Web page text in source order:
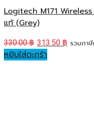
Logitech M171
แท้ (Grey)
330.00฿ 313.50 ฿ รวมภา
หยิบใส่ตะกร้า